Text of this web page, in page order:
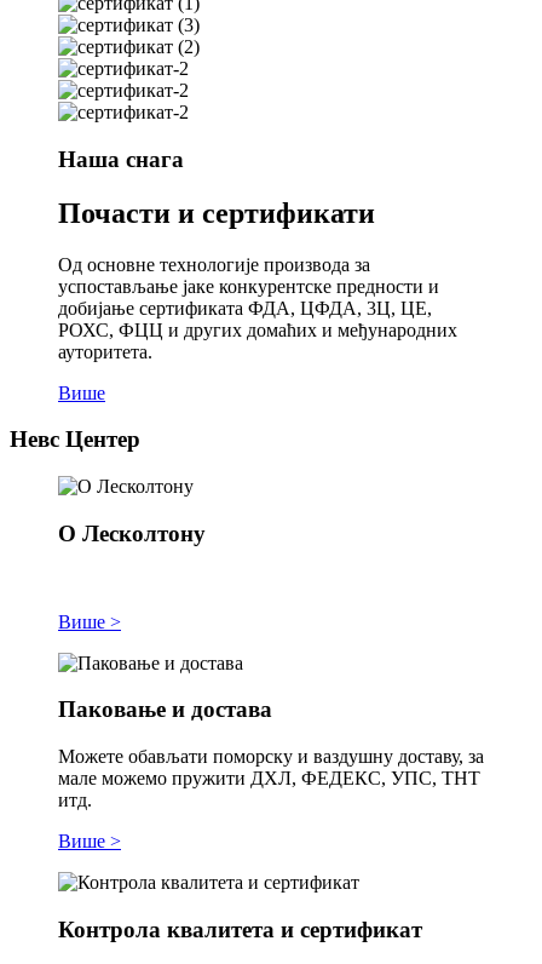
Наша снага
Почасти и сертификати
Од основне технологије производа за
успостављање јаке конкурентске предности и
добијање сертификата ФДА, ЦФДА, 3Ц, ЦЕ,
РОХС, ФЦЦ и других домаћих и међународних
ауторитета.
Више
Невс Центер
О Лесколтону
Више >
Паковање и достава
Можете обављати поморску и ваздушну доставу, за
мале можемо пружити ДХЛ, ФЕДЕКС, УПС, ТНТ
итд.
Више >
Контрола квалитета и сертификат